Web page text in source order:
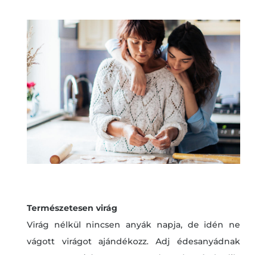
Természetesen virág
Virág nélkül nincsen anyák napja, de idén ne
vágott virágot ajándékozz. Adj édesanyádnak